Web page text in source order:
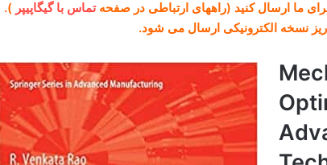
تماس با گیگاپیپر ).
نسخه الکترونیکی ارسال می شود.